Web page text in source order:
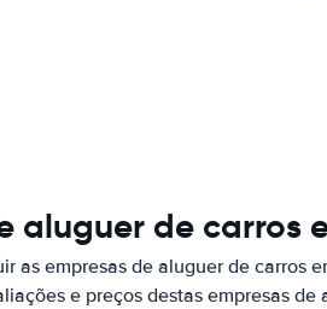
aluguer de carros
as empresas de aluguer de carros
e preços destas empresas